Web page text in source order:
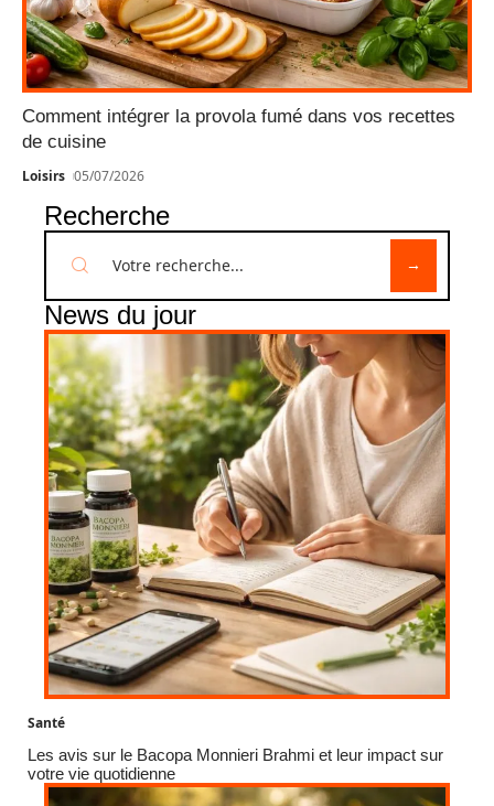
Comment intégrer la provola fumé dans vos recettes
de cuisine
Loisirs 05/07/2026
Recherche
News du jour
Santé
Les avis sur le Bacopa Monnieri Brahmi et leur impact sur
votre vie quotidienne